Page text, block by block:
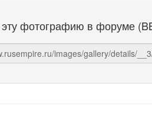
эту фотографию в форуме